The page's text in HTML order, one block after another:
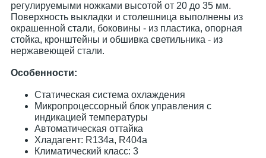
регулируемыми ножками высотой от 20 до 35 мм.
Поверхность выкладки и столешница выполнены из
окрашенной стали, боковины - из пластика, опорная
стойка, кронштейны и обшивка светильника - из
нержавеющей стали.
Особенности:
Статическая система охлаждения
Микропроцессорный блок управления с
индикацией температуры
Автоматическая оттайка
Хладагент: R134a, R404a
Климатический класс: 3